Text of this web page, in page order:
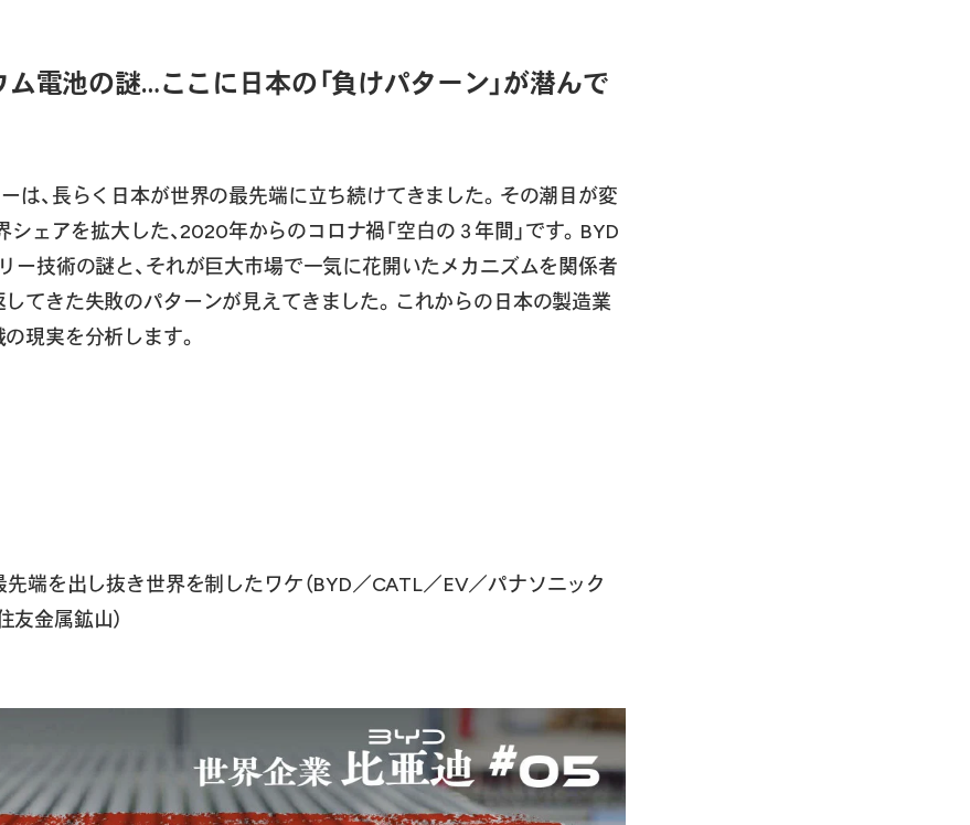
ム電池の謎…ここに日本の「負けパターン」が潜んで
は、長らく日本が世界の最先端に立ち続けてきました。その潮目が変
ェアを拡大した、2020年からのコロナ禍「空白の３年間」です。BYD
ー技術の謎と、それが巨大市場で一気に花開いたメカニズムを関係者
てきた失敗のパターンが見えてきました。これからの日本の製造業
現実を分析します。
先端を出し抜き世界を制したワケ（BYD／CATL／EV／パナソニック
金属鉱山）